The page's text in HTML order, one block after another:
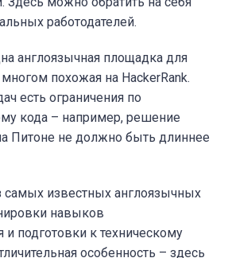
работодателей.
англоязычная площадка для
похожая на HackerRank.
есть ограничения по
кода – например, решение
Питоне не должно быть длиннее
самых известных англоязычных
навыков
подготовки к техническому
особенность – здесь